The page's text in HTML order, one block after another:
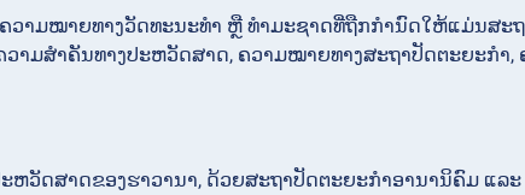
ຄວາມໝາຍທາງວັດທະນະທຳ ຫຼື ທຳມະຊາດທີ່ຖືກກຳນົດໃຫ້ແມ່ນສ
ວາມສຳຄັນທາງປະຫວັດສາດ, ຄວາມໝາຍທາງສະຖາປັດຕະຍະກຳ
ະຫວັດສາດຂອງຮາວານາ, ດ້ວຍສະຖາປັດຕະຍະກຳອານານິຄົມ ແລ